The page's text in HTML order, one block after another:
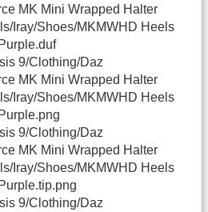
MK Mini Wrapped Halter
Iray/Shoes/MKMWHD Heels
9/Clothing/Daz
MK Mini Wrapped Halter
Iray/Shoes/MKMWHD Heels
9/Clothing/Daz
MK Mini Wrapped Halter
Iray/Shoes/MKMWHD Heels
9/Clothing/Daz